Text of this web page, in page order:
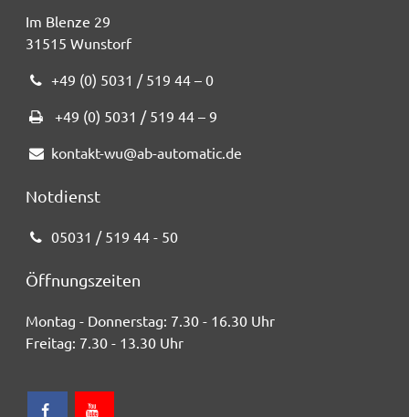
Im Blenze 29
31515 Wunstorf
+49 (0) 5031 / 519 44 – 0
+49 (0) 5031 / 519 44 – 9
kontakt-wu@ab-automatic.de
Notdienst
05031 / 519 44 - 50
Öffnungszeiten
Montag - Donnerstag: 7.30 - 16.30 Uhr
Freitag: 7.30 - 13.30 Uhr